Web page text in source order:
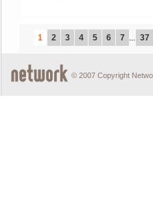
1 2 3 4 5 6 7 ... 37
© 2007 Copyright